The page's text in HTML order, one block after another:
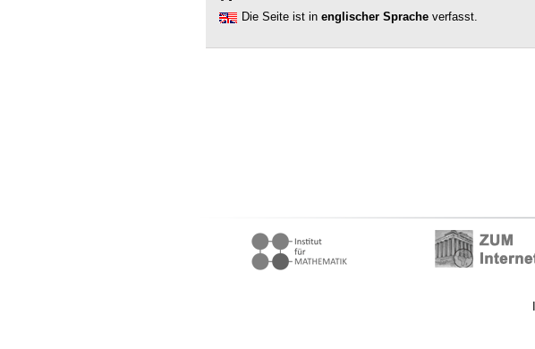
Die Seite ist in englischer Sprache verfasst.